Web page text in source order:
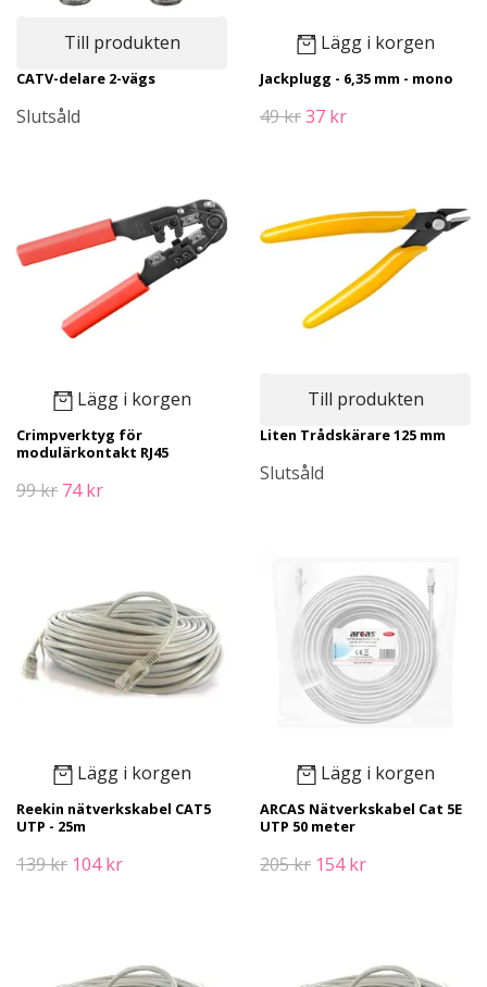
Till produkten
CATV-delare 2-vägs
Slutsåld
Lägg i korgen
Jackplugg - 6,35 mm - mono
49 kr37 kr
Lägg i korgen
Crimpverktyg för
modulärkontakt RJ45
99 kr 74 kr
Till produkten
Liten Trådskärare 125 mm
Slutsåld
Lägg i korgen
Reekin nätverkskabel CAT5
UTP - 25m
139 kr 104 kr
Lägg i korgen
ARCAS Nätverkskabel Cat 5E
UTP 50 meter
205 kr 154 kr